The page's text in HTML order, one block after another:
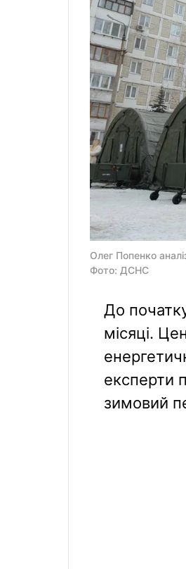
Олег Попенко
Фото: ДСНС
До
місяці.
експерти
зимовий